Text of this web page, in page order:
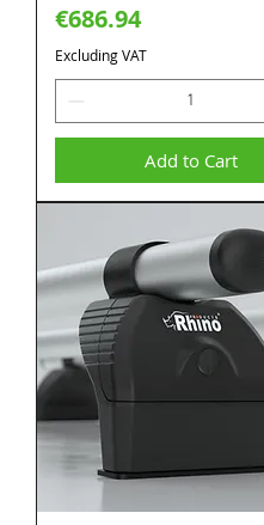
Price
€686.94
Excluding VAT
Add to Cart